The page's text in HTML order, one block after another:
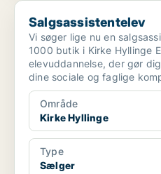
Salgsassistentelev
Salgsassistentelev
Vi søger lige nu en
1000 butik i Kirke Hyllinge
elevuddannelse, der gør
dine sociale og faglige
Område
Kirke Hyllinge
Type
Sælger